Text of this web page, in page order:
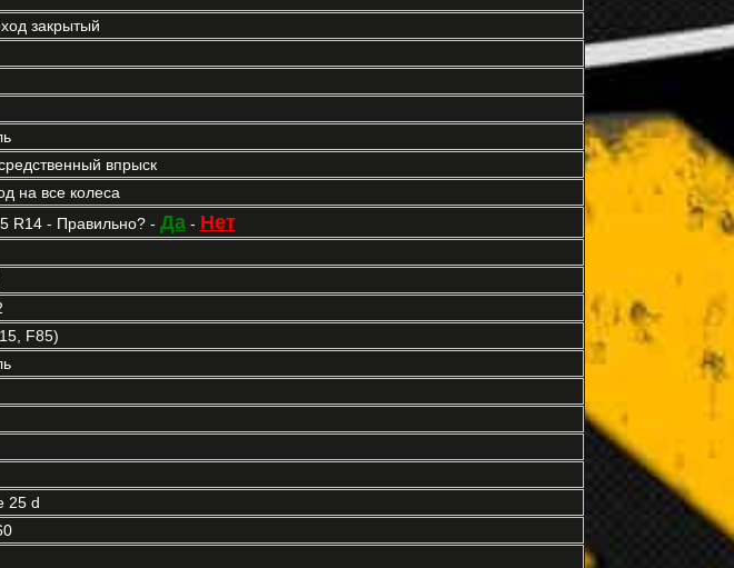
закрытый
впрыск
на все колеса
R14 - Правильно? - Да- Нет
F85)
25 d